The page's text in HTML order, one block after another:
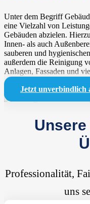
Unter dem Begriff
eine Vielzahl von
Gebäuden abzielen.
Innen- als auch
sauberen und
außerdem die Reinigung
Anlagen, Fassaden und
Jetzt unverbindlich
Professionalität,
uns